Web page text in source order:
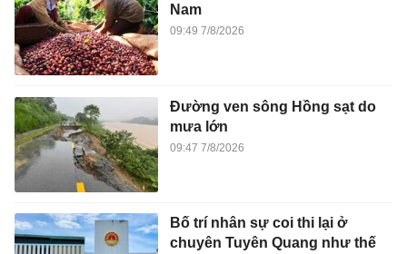
Nam
09:49 7/8/2026
Đường ven sông Hồng sạt do
mưa lớn
09:47 7/8/2026
Bố trí nhân sự coi thi lại ở
chuyên Tuyên Quang như thế